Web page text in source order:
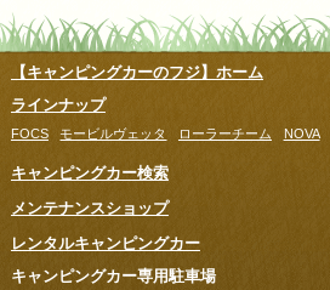
【キャンピングカーのフジ】ホーム
ラインナップ
FOCS モービルヴェッタ ローラーチーム NOVA
キャンピングカー検索
メンテナンスショップ
レンタルキャンピングカー
キャンピングカー専用駐車場